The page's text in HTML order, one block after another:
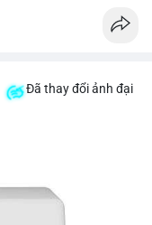
Đã thay đổi ảnh đại